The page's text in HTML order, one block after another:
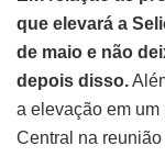
que elevará a
de maio e não
depois disso.
a elevação em
Central na